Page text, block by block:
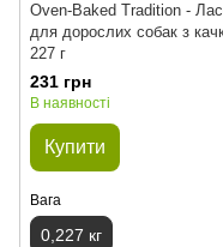
Oven-Baked Tradition -
для дорослих собак з
227 г
231 грн
В наявності
Купити
Вага
0,227 кг